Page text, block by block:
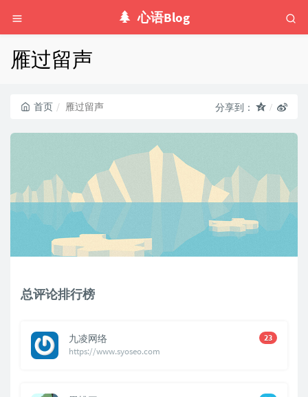
心语Blog
雁过留声
首页 雁过留声 分享到：
总评论排行榜
23
九凌网络
https://www.syoseo.com